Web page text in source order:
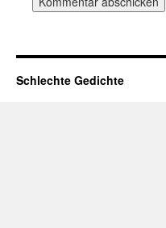
Schlechte Gedichte